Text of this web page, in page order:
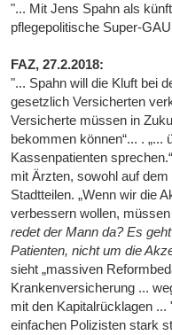
"... Mit Jens Spahn als
pflegepolitische Super-
FAZ, 27.2.2018:
"... Spahn will die Kluft bei
gesetzlich Versicherten
Versicherte müssen in
bekommen können“... . „...
Kassenpatienten
mit Ärzten, sowohl auf
Stadtteilen. „Wenn wir die
verbessern wollen,
redet der Mann da? Es
Patienten, nicht um die
sieht „massiven
Krankenversicherung ...
mit den Kapitalrücklagen
einfachen Polizisten stark